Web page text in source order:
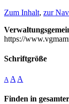
Zum Inhalt, zur
https://
Schriftgröße
A A A
Finden in